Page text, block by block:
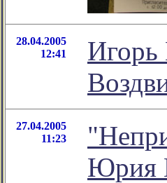
28.04.2005
12:41
Игорь
27.04.2005
11:23
Юрия